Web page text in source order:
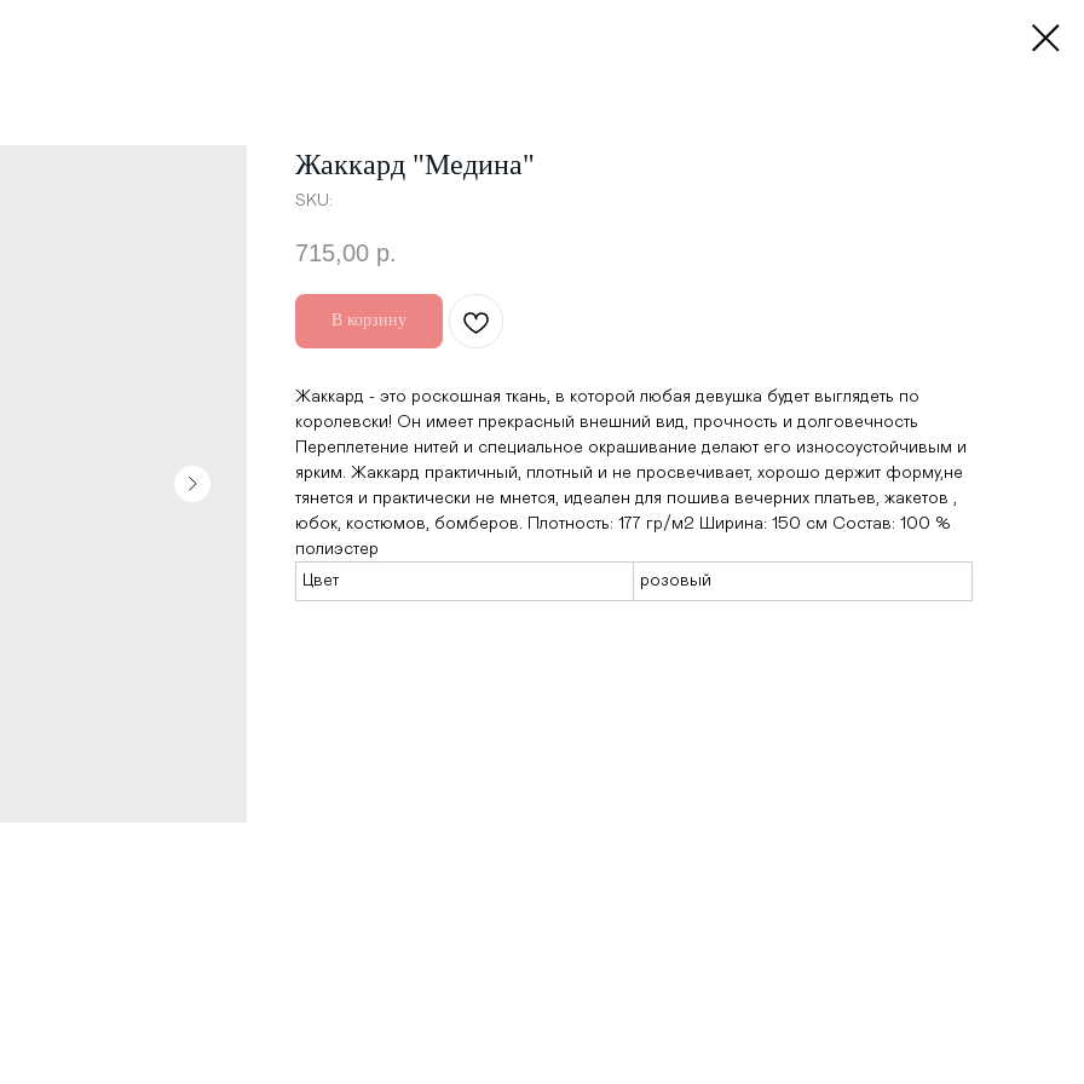
Жаккард "Медина"
SKU:
715,00 р.
В корзину
Жаккард - это роскошная ткань, в которой любая девушка будет выглядеть по
королевски! Он имеет прекрасный внешний вид, прочность и долговечность
Переплетение нитей и специальное окрашивание делают его износоустойчивым и
ярким. Жаккард практичный, плотный и не просвечивает, хорошо держит форму,не
тянется и практически не мнется, идеален для пошива вечерних платьев, жакетов ,
юбок, костюмов, бомберов. Плотность: 177 гр/м2 Ширина: 150 см Состав: 100 %
полиэстер
Цвет
розовый